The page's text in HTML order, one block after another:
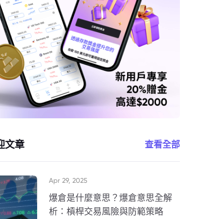
文章 查看全部
Apr 29, 2025
爆倉是什麼意思？爆倉意思全解
析：槓桿交易風險與防範策略